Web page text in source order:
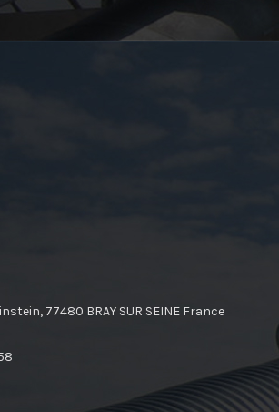
77480 BRAY SUR SEINE France